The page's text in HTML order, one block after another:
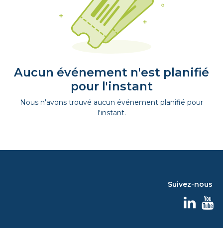
Aucun événement n'est planifié
pour l'instant
Nous n'avons trouvé aucun événement planifié pour
l'instant.
Suivez-nous